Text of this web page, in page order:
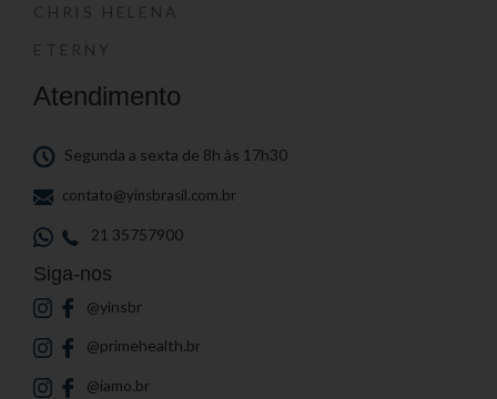
CHRIS HELENA
ETERNY
Atendimento
Segunda a sexta de 8h às 17h30
contato@yinsbrasil.com.br
21 35757900
Siga-nos
@yinsbr
@primehealth.br
@iamo.br